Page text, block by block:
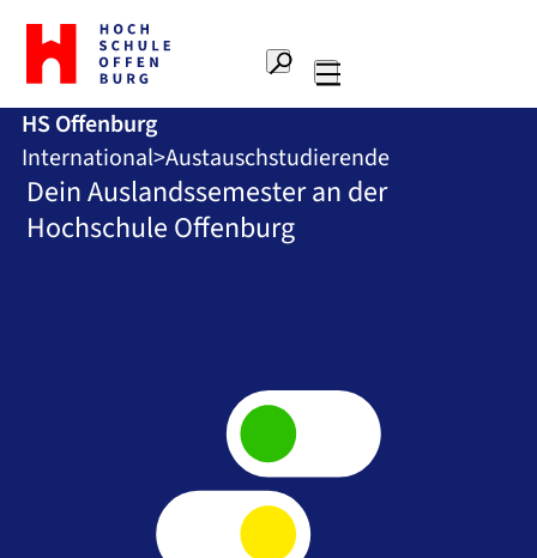
Zur
Startseite
Hochschule
Offenburg
Suche
Hauptnavigation
HS Offenburg
International Austauschstudierende
Dein Auslandssemester an der
Hochschule Offenburg